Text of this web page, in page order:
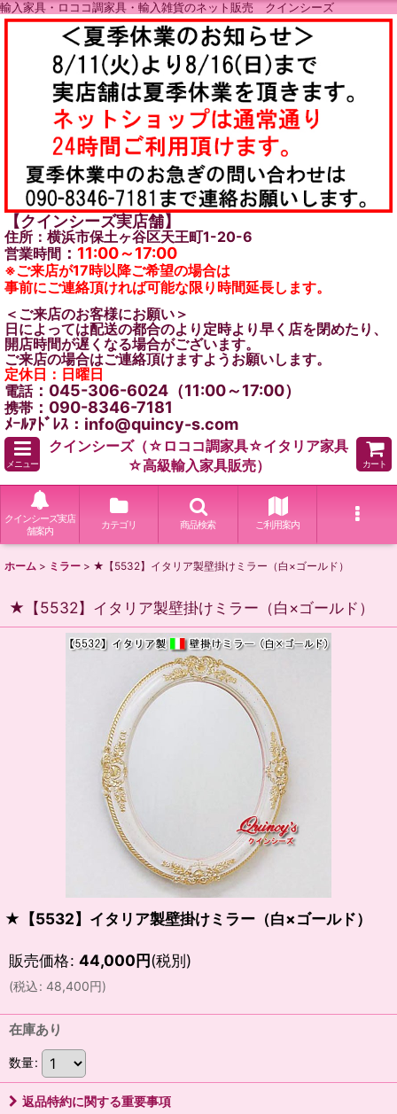
輸入家具・ロココ調家具・輸入雑貨のネット販売 クインシーズ
【クインシーズ実店舗】
住所：横浜市保土ヶ谷区天王町1-20-6
営業時間 ： 11:00～17:00
※ご来店が17時以降ご希望の場合は
事前にご連絡頂ければ可能な限り時間延長します。
＜ご来店のお客様にお願い＞
日によっては配送の都合のより定時より早く店を閉めたり、
開店時間が遅くなる場合がございます。
ご来店の場合はご連絡頂けますようお願いします。
定休日：日曜日
電話：045-306-6024（11:00～17:00）
携帯 ：090-8346-7181
ﾒｰﾙｱﾄﾞﾚｽ：info@quincy-s.com
メニュー
クインシーズ（☆ロココ調家具☆イタリア家具
☆高級輸入家具販売）
カート
クインシーズ実店
舗案内
カテゴリ 商品検索 ご利用案内
ホーム > ミラー > ★【5532】イタリア製壁掛けミラー（白×ゴールド）
★【5532】イタリア製壁掛けミラー（白×ゴールド）
★【5532】イタリア製壁掛けミラー（白×ゴールド）
販売価格: 44,000円(税別)
(税込: 48,400円)
在庫あり
数量:
返品特約に関する重要事項